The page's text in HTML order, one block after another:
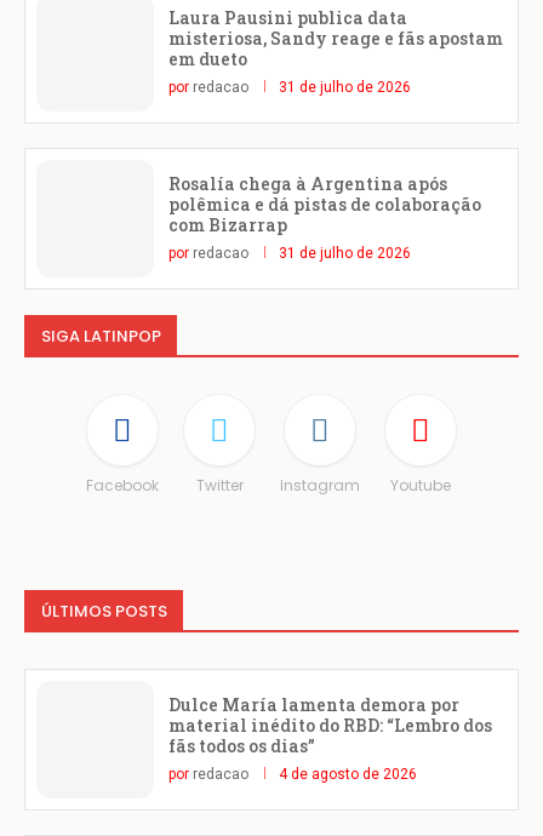
Laura Pausini publica data
misteriosa, Sandy reage e fãs apostam
em dueto
por redacao 31 de julho de 2026
Rosalía chega à Argentina após
polêmica e dá pistas de colaboração
com Bizarrap
por redacao 31 de julho de 2026
SIGA LATINPOP
Facebook Twitter Instagram Youtube
ÚLTIMOS POSTS
Dulce María lamenta demora por
material inédito do RBD: “Lembro dos
fãs todos os dias”
por redacao 4 de agosto de 2026